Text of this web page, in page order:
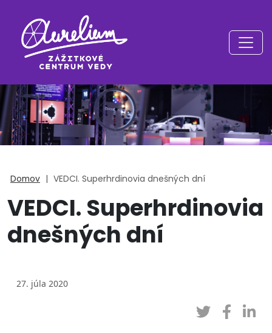
Domov | VEDCI. Superhrdinovia dnešných dní
VEDCI. Superhrdinovia
dnešných dní
27. júla 2020